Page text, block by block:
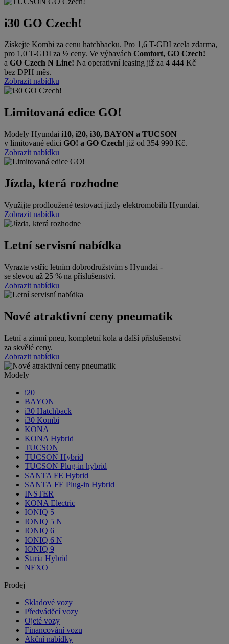
i30 GO Czech!
Získejte Kombi za cenu hatchbacku. Pro 1,6 T-GDI zcela zdarma,
pro 1,0 T-GDI za ½ ceny. Ve výbavách Comfort, GO Czech!
a GO Czech N Line! Na operativní leasing již za 4 444 Kč
bez DPH měs.
Zobrazit nabídku
Limitovaná edice GO!
Modely Hyundai i10, i20, i30, BAYON a TUCSON
v limitované edici GO! a GO Czech! již od 354 990 Kč.
Zobrazit nabídku
Jízda, která rozhodne
Využijte prodloužené testovací jízdy elektromobilů Hyundai.
Zobrazit nabídku
Letní servisní nabídka
Vyrazte vstříc letním dobrodružstvím s Hyundai -
se slevou až 25 % na příslušenství.
Zobrazit nabídku
Nové atraktivní ceny pneumatik
Letní a zimní pneu, kompletní kola a další příslušenství
za skvělé ceny.
Zobrazit nabídku
Modely
i20
BAYON
i30 Hatchback
i30 Kombi
KONA
KONA Hybrid
TUCSON
TUCSON Hybrid
TUCSON Plug-in hybrid
SANTA FE Hybrid
SANTA FE Plug-in Hybrid
INSTER
KONA Electric
IONIQ 5
IONIQ 5 N
IONIQ 6
IONIQ 6 N
IONIQ 9
Staria Hybrid
NEXO
Prodej
Skladové vozy
Předváděcí vozy
Ojeté vozy
Financování vozu
Akční nabídky